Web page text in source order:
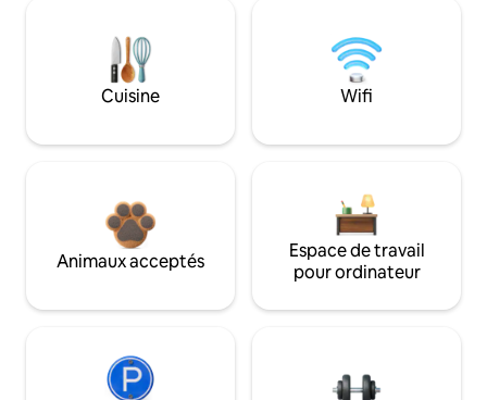
Cuisine Wifi
Animaux acceptés
Espace de travail
pour ordinateur